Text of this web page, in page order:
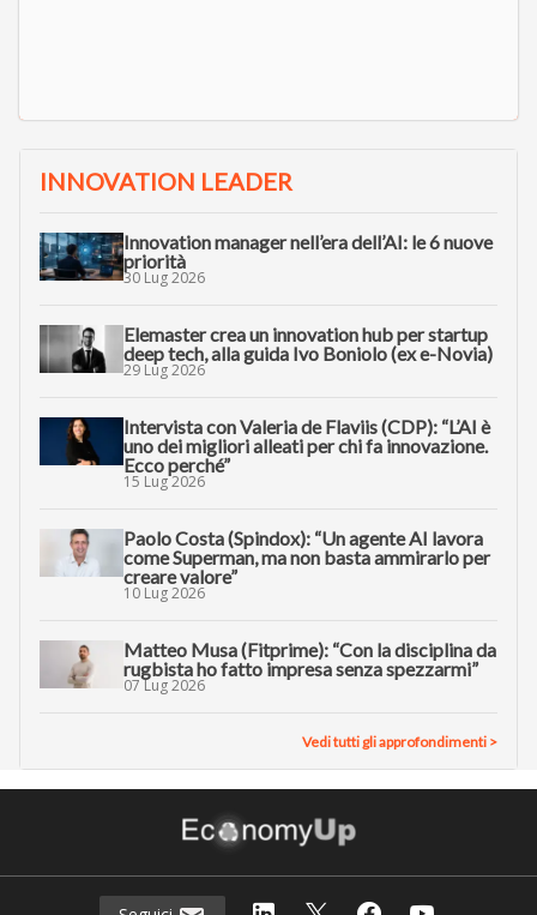
INNOVATION LEADER
Innovation manager nell’era dell’AI: le 6 nuove
priorità
30 Lug 2026
Elemaster crea un innovation hub per startup
deep tech, alla guida Ivo Boniolo (ex e-Novia)
29 Lug 2026
Intervista con Valeria de Flaviis (CDP): “L’AI è
uno dei migliori alleati per chi fa innovazione.
Ecco perché”
15 Lug 2026
Paolo Costa (Spindox): “Un agente AI lavora
come Superman, ma non basta ammirarlo per
creare valore”
10 Lug 2026
Matteo Musa (Fitprime): “Con la disciplina da
rugbista ho fatto impresa senza spezzarmi”
07 Lug 2026
Vedi tutti gli approfondimenti >